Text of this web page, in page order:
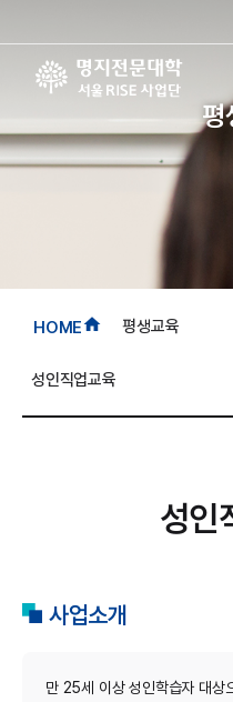
평
HOMEhome 평생교육
성인직업교육
성인
사업소개
만 25세 이상 성인학습자 대상